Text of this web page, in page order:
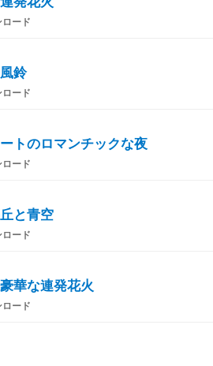
ード
鈴
ード
トのロマンチックな夜
ード
と青空
ード
華な連発花火
ード